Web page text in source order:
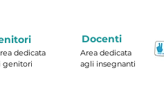
dedicata
genitori
Docenti
Area dedicata
agli insegnanti